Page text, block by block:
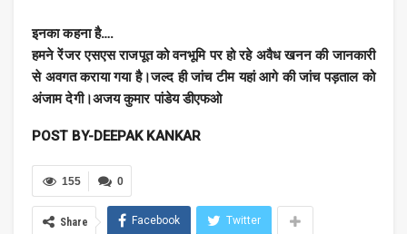
इनका कहना है….
हमने रेंजर एसएस राजपूत को वनभूमि पर हो रहे अवैध खनन की जानकारी
से अवगत कराया गया है।जल्द ही जांच टीम यहां आगे की जांच पड़ताल को
अंजाम देगी।अजय कुमार पांडेय डीएफओ
POST BY-DEEPAK KANKAR
0
155
Share Facebook Twitter